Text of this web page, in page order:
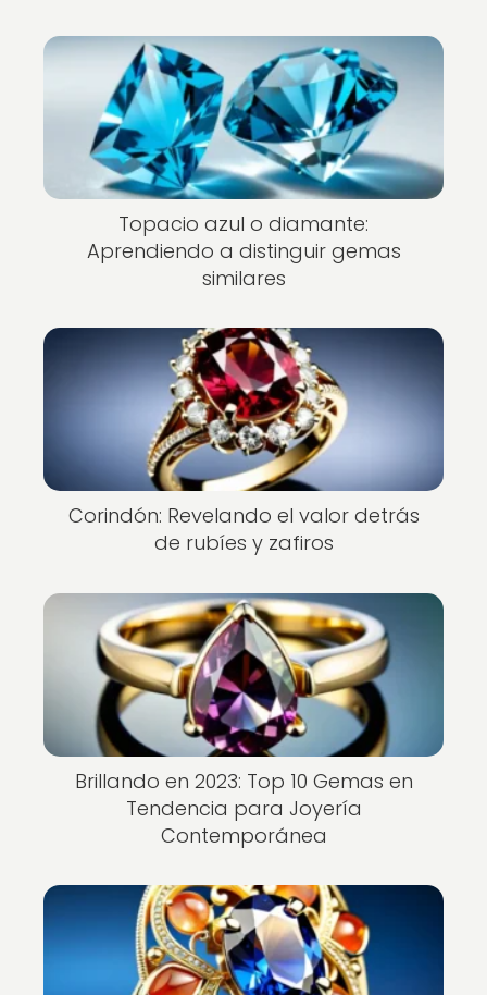
Topacio azul o diamante:
Aprendiendo a distinguir gemas
similares
Corindón: Revelando el valor detrás
de rubíes y zafiros
Brillando en 2023: Top 10 Gemas en
Tendencia para Joyería
Contemporánea